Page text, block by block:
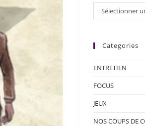
Sélectionner
Categories
ENTRETIEN
FOCUS
JEUX
NOS COUPS DE